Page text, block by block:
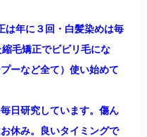
は年に３回・白髪染めは毎
毛矯正でビビリ毛にな
ーなど全て）使い始めて
日研究しています。傷ん
休み。良いタイミングで